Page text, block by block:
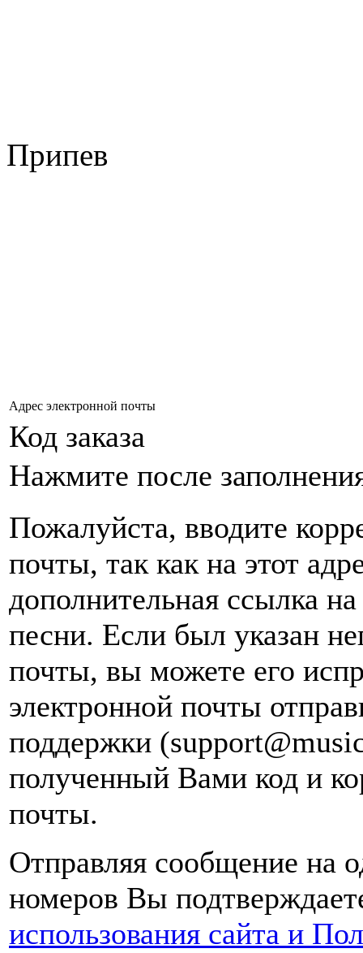
Припев
Адрес электронной почты
Код заказа
Нажмите после
Пожалуйста, вводите
почты, так как на этот
дополнительная ссылка
песни. Если был указан
почты, вы можете его
электронной почты
поддержки
полученный Вами код и
почты.
Отправляя сообщение на
номеров Вы
использования сайта и